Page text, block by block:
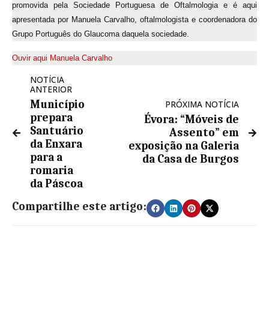
promovida pela Sociedade Portuguesa de Oftalmologia e é aqui
apresentada por Manuela Carvalho, oftalmologista e coordenadora do
Grupo Português do Glaucoma daquela sociedade.
Ouvir aqui Manuela Carvalho
NOTÍCIA
ANTERIOR
Município
prepara
Santuário
da Enxara
para a
romaria
da Páscoa
PRÓXIMA NOTÍCIA
Évora: “Móveis de
Assento” em
exposição na Galeria
da Casa de Burgos
Compartilhe este artigo: